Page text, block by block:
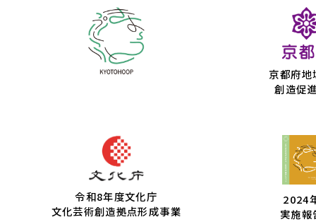
京都府地
創造促
令和8年度文化庁
文化芸術創造拠点形成事業
2024
実施報